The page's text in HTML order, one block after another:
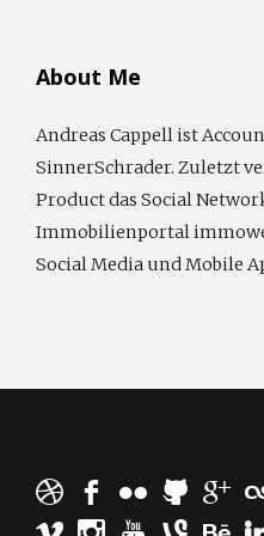
About Me
Andreas Cappell ist
SinnerSchrader. Zuletzt
Product das Social
Immobilienportal
Social Media und Mobile